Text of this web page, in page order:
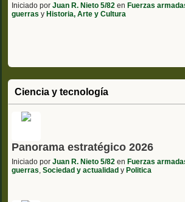
Iniciado por Juan R. Nieto 5/82 en Fuerzas
guerras y Historia, Arte y Cultura
Ciencia y tecnología
Panorama estratégico 2026
Iniciado por Juan R. Nieto 5/82 en Fuerzas
guerras Sociedad y actualidad y Politica